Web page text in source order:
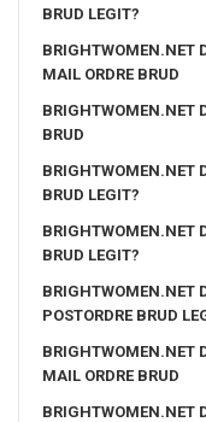
BRUD LEGIT?
BRIGHTWOMEN.NET
MAIL ORDRE BRUD
BRIGHTWOMEN.NET
BRUD
BRIGHTWOMEN.NET
BRUD LEGIT?
BRIGHTWOMEN.NET
BRUD LEGIT?
BRIGHTWOMEN.NET
POSTORDRE BRUD
BRIGHTWOMEN.NET
MAIL ORDRE BRUD
BRIGHTWOMEN.NET